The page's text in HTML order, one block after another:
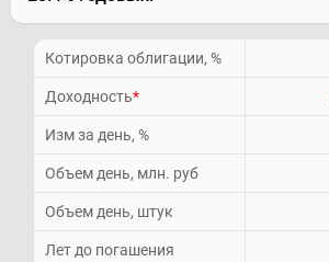
Котировка облигации, %
Доходность*
Изм за день, %
Объем день, млн. руб
Объем день, штук
Лет до погашения